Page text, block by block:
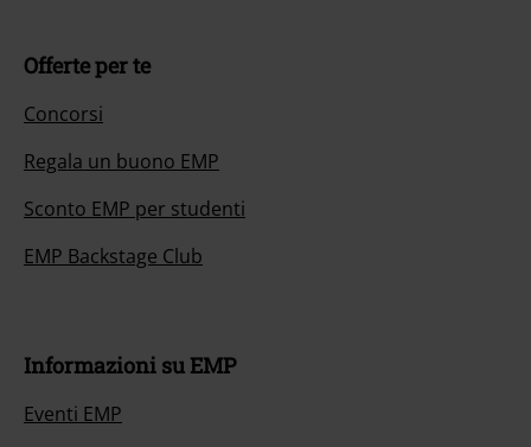
Offerte per te
Concorsi
Regala un buono EMP
Sconto EMP per studenti
EMP Backstage Club
Informazioni su EMP
Eventi EMP